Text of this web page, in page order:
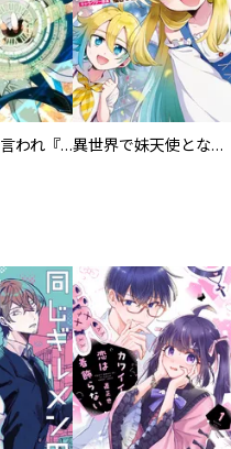
無能は不要と言われ『時計使い』の僕は職人ギルドから追い出されるも、ダンジョンの深部で真の力に覚醒する 【単話版】 異世界で妹天使となにかする。@COMIC